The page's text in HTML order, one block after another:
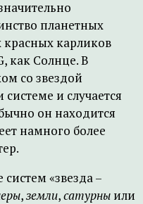
планетных
красных карликов
как Солнце. В
со звездой
и случается
он находится
намного более
«звезда –
,земли,сатурны или